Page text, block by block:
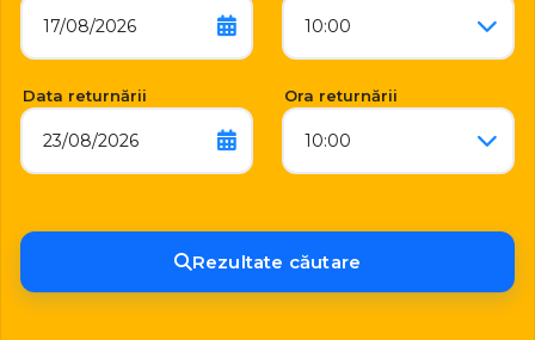
17/08/2026 10:00
Data returnării
23/08/2026
Ora returnării
10:00
Rezultate căutare